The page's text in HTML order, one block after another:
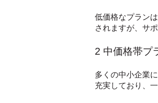
低価格なプラン
されますが、サ
2 中価格帯プ
多くの中小企業
充実しており、